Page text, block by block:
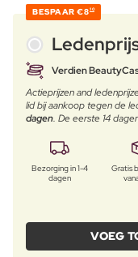
BESPAAR €810
Verdien
Actieprijzen and
lid bij aankoop tegen de
dagen. De eerste 14
Bezorging in 1-4
dagen
Gratis
VOEG